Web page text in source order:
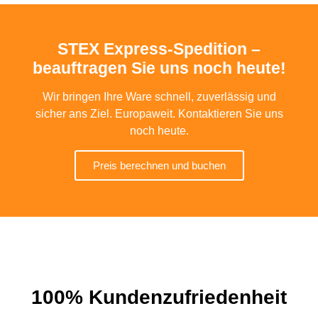
STEX Express-Spedition –
beauftragen Sie uns noch heute!
Wir bringen Ihre Ware schnell, zuverlässig und
sicher ans Ziel. Europaweit. Kontaktieren Sie uns
noch heute.
Preis berechnen und buchen
100% Kundenzufriedenheit